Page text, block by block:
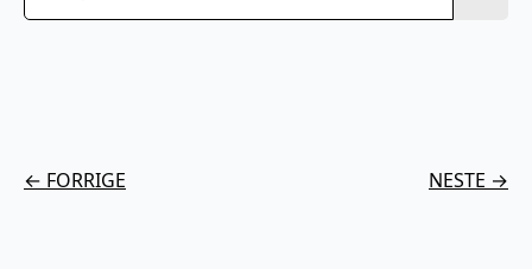
← FORRIGE NESTE →